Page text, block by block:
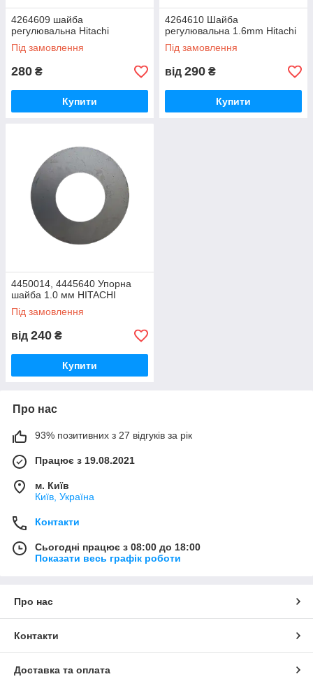
4264609 шайба
регулювальна Hitachi
Під замовлення
280 ₴
Купити
4264610 Шайба
регулювальна 1.6mm Hitachi
Під замовлення
від 290 ₴
Купити
4450014, 4445640 Упорна
шайба 1.0 мм HITACHI
Під замовлення
від 240 ₴
Купити
Про нас
93% позитивних з 27 відгуків за рік
Працює з 19.08.2021
м. Київ
Київ, Україна
Контакти
Сьогодні працює з 08:00 до 18:00
Показати весь графік роботи
Про нас
Контакти
Доставка та оплата